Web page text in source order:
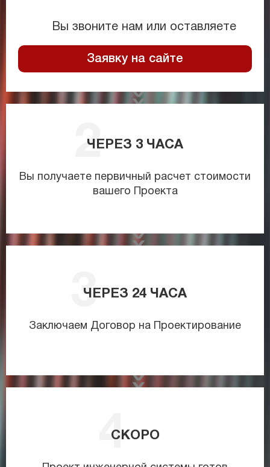
Вы звоните нам или оставляете
Заявку на сайте
ЧЕРЕЗ 3 ЧАСА
Вы получаете первичный расчет стоимости
вашего Проекта
ЧЕРЕЗ 24 ЧАСА
Заключаем Договор на Проектирование
СКОРО